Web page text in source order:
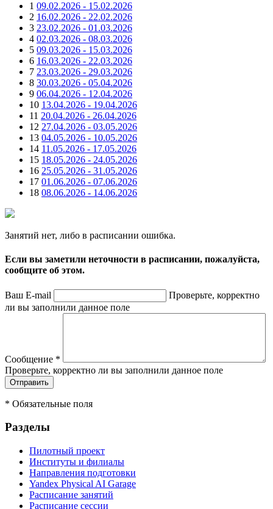
1 09.02.2026 - 15.02.2026
2 16.02.2026 - 22.02.2026
3 23.02.2026 - 01.03.2026
4 02.03.2026 - 08.03.2026
5 09.03.2026 - 15.03.2026
6 16.03.2026 - 22.03.2026
7 23.03.2026 - 29.03.2026
8 30.03.2026 - 05.04.2026
9 06.04.2026 - 12.04.2026
10 13.04.2026 - 19.04.2026
11 20.04.2026 - 26.04.2026
12 27.04.2026 - 03.05.2026
13 04.05.2026 - 10.05.2026
14 11.05.2026 - 17.05.2026
15 18.05.2026 - 24.05.2026
16 25.05.2026 - 31.05.2026
17 01.06.2026 - 07.06.2026
18 08.06.2026 - 14.06.2026
Занятий нет, либо в расписании ошибка.
Если вы заметили неточности в расписании, пожалуйста,
сообщите об этом.
Ваш E-mail
Проверьте, корректно
ли вы заполнили данное поле
Сообщение *
Проверьте, корректно ли вы заполнили данное поле
* Обязательные поля
Разделы
Пилотный проект
Институты и филиалы
Направления подготовки
Yandex Physical AI Garage
Расписание занятий
Расписание сессии